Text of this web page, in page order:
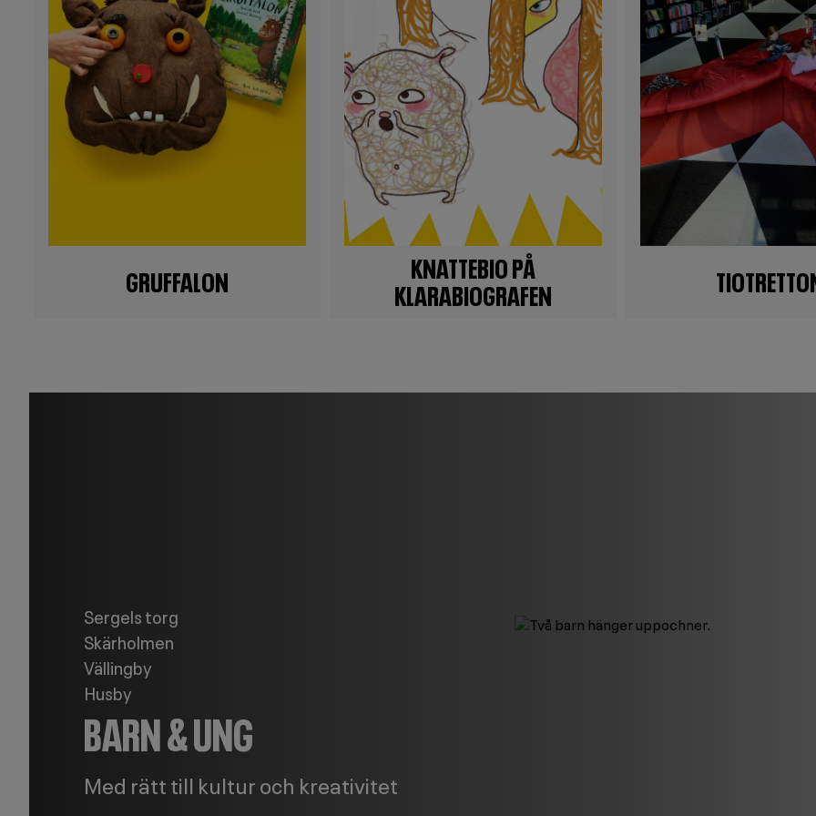
GRUFFALON KNATTEBIO PÅ
KLARABIOGRAFEN
Image
Sergels torg
Skärholmen
Vällingby
Husby
BARN & UNG
Med rätt till kultur och kreativitet